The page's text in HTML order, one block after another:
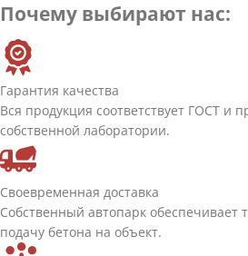
Почему выбирают нас:
Гарантия качества
Вся продукция соответствует ГОСТ и
собственной лаборатории.
Своевременная доставка
Собственный автопарк обеспечивает
подачу бетона на объект.